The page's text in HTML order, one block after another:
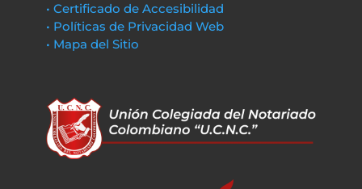
• Certificado de Accesibilidad
• Políticas de Privacidad Web
• Mapa del Sitio